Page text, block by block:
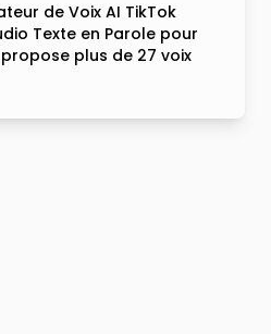
de Voix AI TikTok
Texte en Parole pour
plus de 27 voix